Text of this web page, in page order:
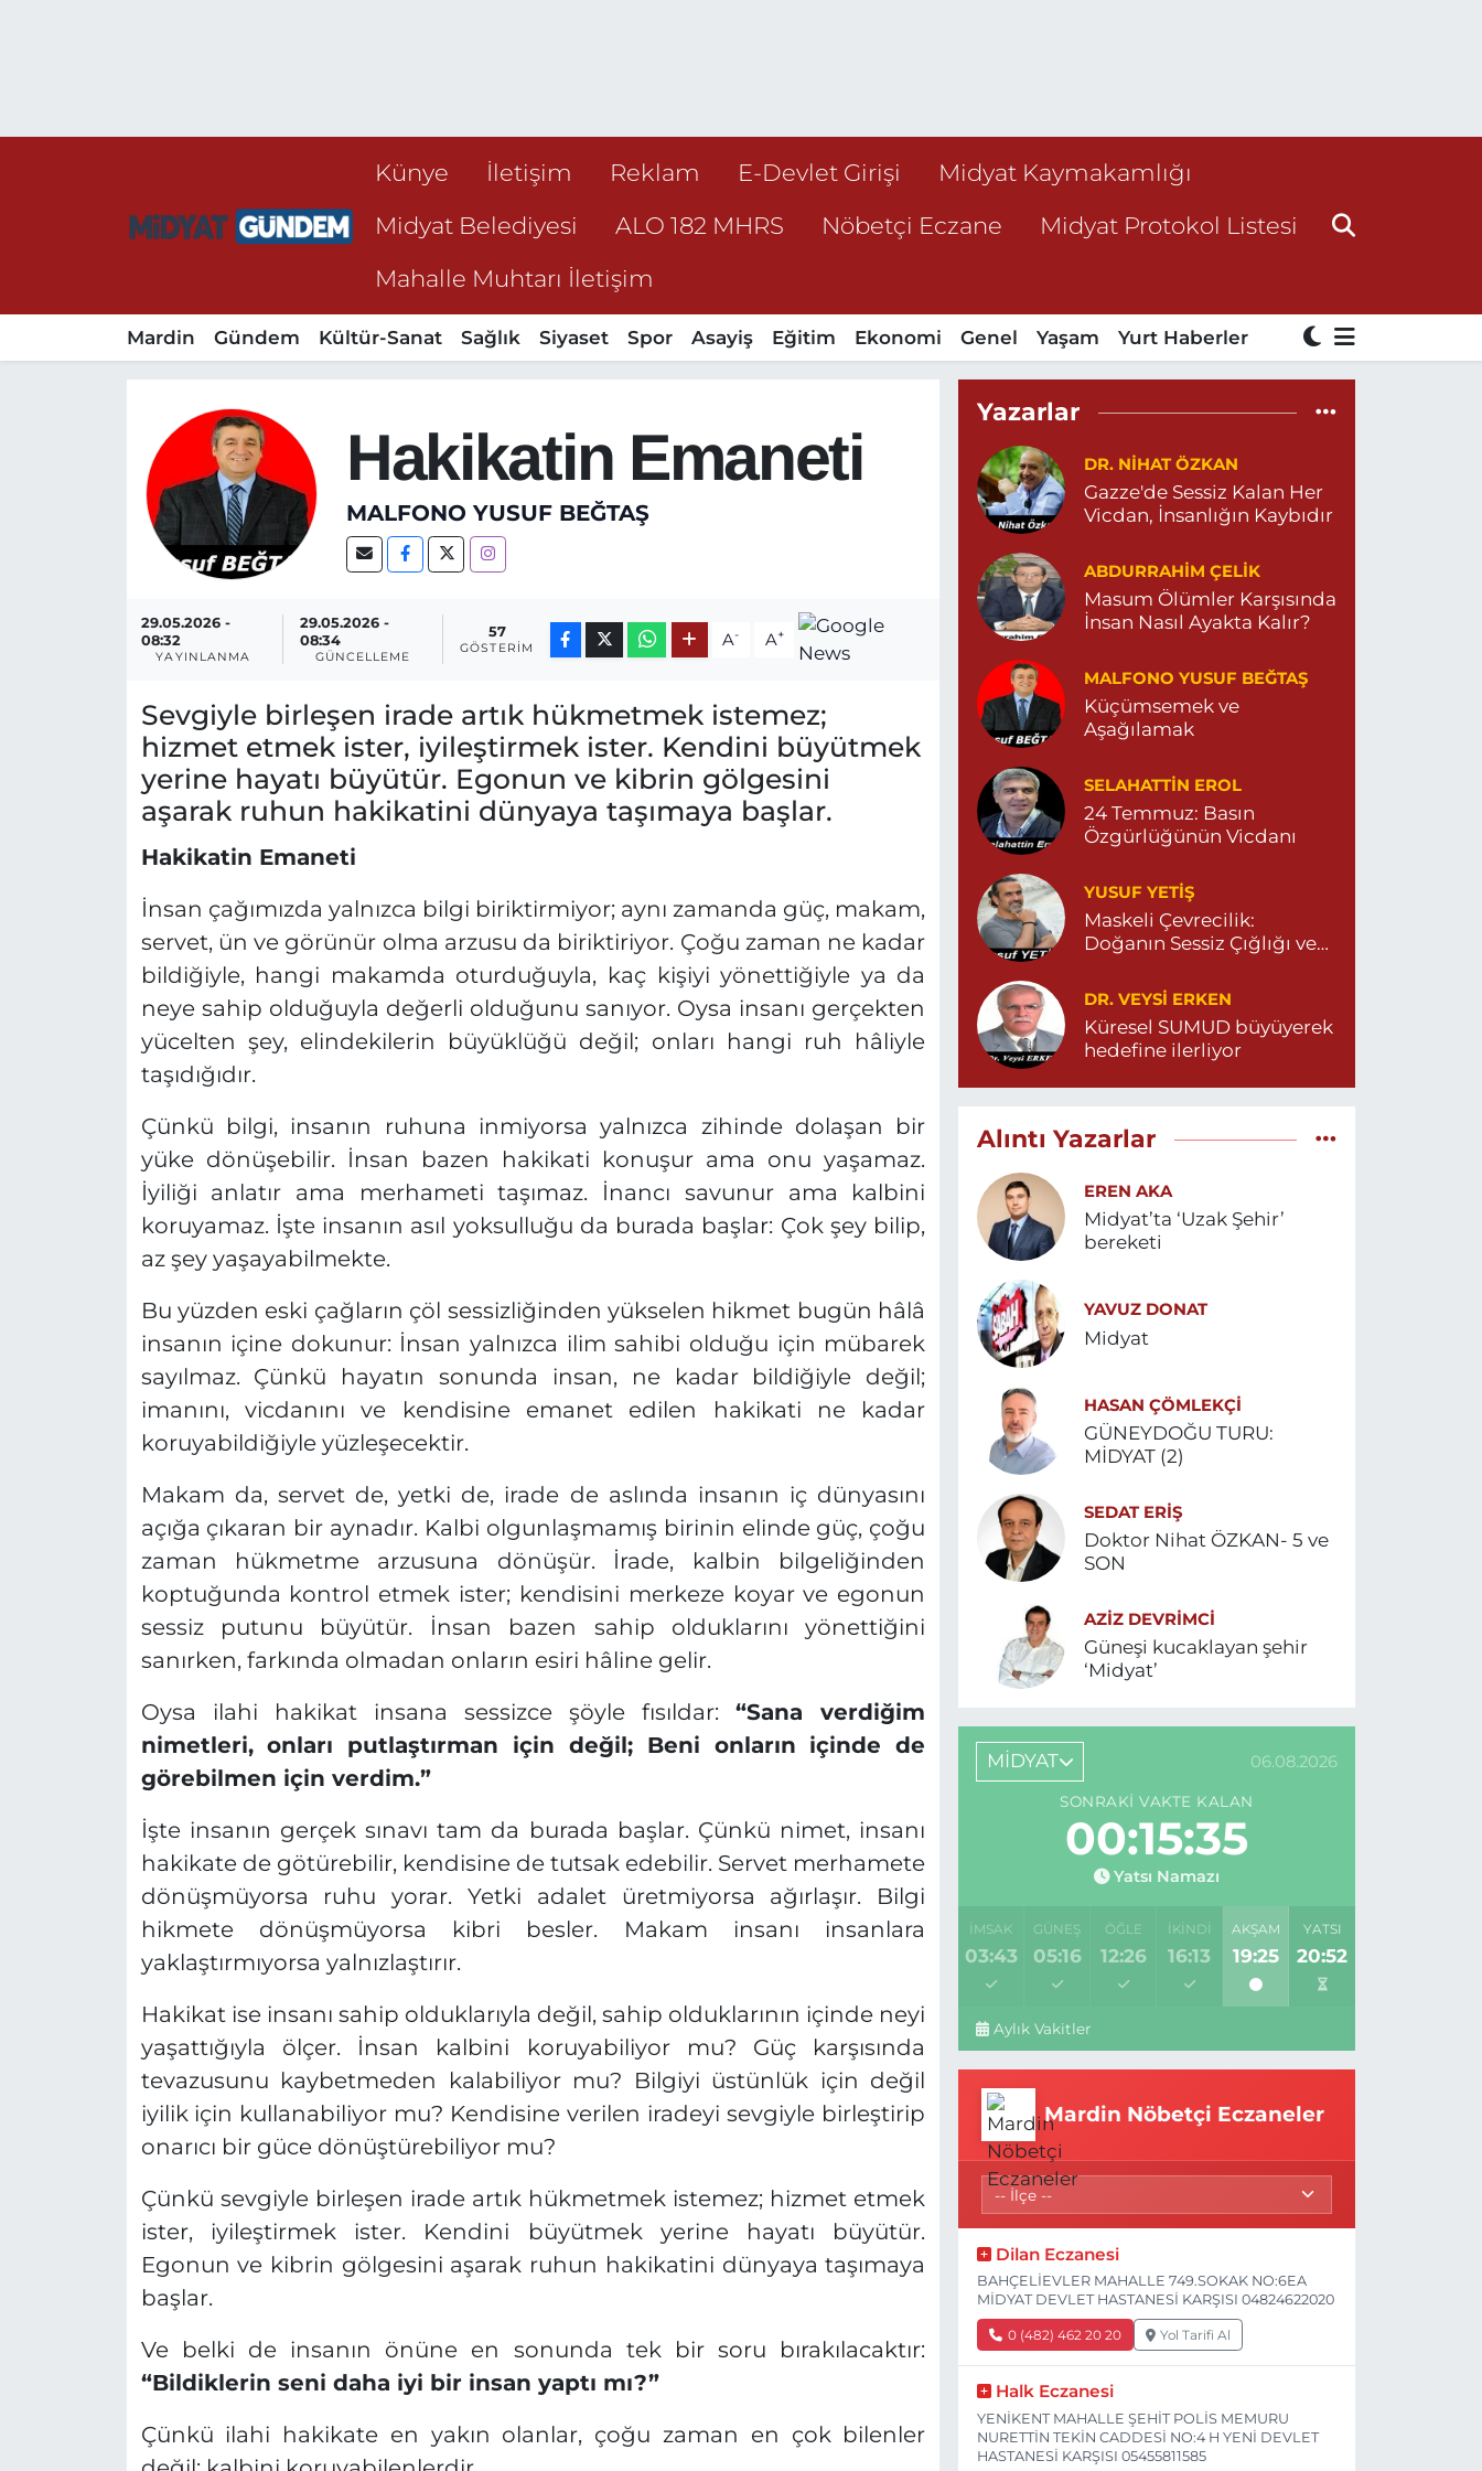
Künye İletişim Reklam E-Devlet Girişi
Midyat Kaymakamlığı
Midyat Belediyesi
ALO 182 MHRS Nöbetçi Eczane
Midyat Protokol Listesi
Mahalle Muhtarı İletişim
Mardin Gündem Kültür-Sanat Sağlık Siyaset Spor Asayiş Eğitim Ekonomi Genel Yaşam Yurt Haberler
Hakikatin Emaneti
MALFONO YUSUF BEĞTAŞ
29.05.2026 -
08:32
YAYINLANMA
29.05.2026 -
08:34
GÜNCELLEME
57
GÖSTERIM A- A+
Sevgiyle birleşen irade artık hükmetmek istemez;
hizmet etmek ister, iyileştirmek ister. Kendini büyütmek
yerine hayatı büyütür. Egonun ve kibrin gölgesini
aşarak ruhun hakikatini dünyaya taşımaya başlar.
Hakikatin Emaneti
İnsan çağımızda yalnızca bilgi biriktirmiyor; aynı zamanda güç, makam,
servet, ün ve görünür olma arzusu da biriktiriyor. Çoğu zaman ne kadar
bildiğiyle, hangi makamda oturduğuyla, kaç kişiyi yönettiğiyle ya da
neye sahip olduğuyla değerli olduğunu sanıyor. Oysa insanı gerçekten
yücelten şey, elindekilerin büyüklüğü değil; onları hangi ruh hâliyle
taşıdığıdır.
Çünkü bilgi, insanın ruhuna inmiyorsa yalnızca zihinde dolaşan bir
yüke dönüşebilir. İnsan bazen hakikati konuşur ama onu yaşamaz.
İyiliği anlatır ama merhameti taşımaz. İnancı savunur ama kalbini
koruyamaz. İşte insanın asıl yoksulluğu da burada başlar: Çok şey bilip,
az şey yaşayabilmekte.
Bu yüzden eski çağların çöl sessizliğinden yükselen hikmet bugün hâlâ
insanın içine dokunur: İnsan yalnızca ilim sahibi olduğu için mübarek
sayılmaz. Çünkü hayatın sonunda insan, ne kadar bildiğiyle değil;
imanını, vicdanını ve kendisine emanet edilen hakikati ne kadar
koruyabildiğiyle yüzleşecektir.
Makam da, servet de, yetki de, irade de aslında insanın iç dünyasını
açığa çıkaran bir aynadır. Kalbi olgunlaşmamış birinin elinde güç, çoğu
zaman hükmetme arzusuna dönüşür. İrade, kalbin bilgeliğinden
koptuğunda kontrol etmek ister; kendisini merkeze koyar ve egonun
sessiz putunu büyütür. İnsan bazen sahip olduklarını yönettiğini
sanırken, farkında olmadan onların esiri hâline gelir.
Oysa ilahi hakikat insana sessizce şöyle fısıldar:“Sana verdiğim
nimetleri, onları putlaştırman için değil; Beni onların içinde de
görebilmen için verdim.”
İşte insanın gerçek sınavı tam da burada başlar. Çünkü nimet, insanı
hakikate de götürebilir, kendisine de tutsak edebilir. Servet merhamete
dönüşmüyorsa ruhu yorar. Yetki adalet üretmiyorsa ağırlaşır. Bilgi
hikmete dönüşmüyorsa kibri besler. Makam insanı insanlara
yaklaştırmıyorsa yalnızlaştırır.
Hakikat ise insanı sahip olduklarıyla değil, sahip olduklarının içinde neyi
yaşattığıyla ölçer. İnsan kalbini koruyabiliyor mu? Güç karşısında
tevazusunu kaybetmeden kalabiliyor mu? Bilgiyi üstünlük için değil
iyilik için kullanabiliyor mu? Kendisine verilen iradeyi sevgiyle birleştirip
onarıcı bir güce dönüştürebiliyor mu?
Çünkü sevgiyle birleşen irade artık hükmetmek istemez; hizmet etmek
ister, iyileştirmek ister. Kendini büyütmek yerine hayatı büyütür.
Egonun ve kibrin gölgesini aşarak ruhun hakikatini dünyaya taşımaya
başlar.
Ve belki de insanın önüne en sonunda tek bir soru bırakılacaktır:
“Bildiklerin seni daha iyi bir insan yaptı mı?”
Çünkü ilahi hakikate en yakın olanlar, çoğu zaman en çok bilenler
Yazarlar
DR. NIHAT ÖZKAN
Gazze'de Sessiz Kalan Her
Vicdan, İnsanlığın Kaybıdır
ABDURRAHIM ÇELİK
Masum Ölümler Karşısında
İnsan Nasıl Ayakta Kalır?
MALFONO YUSUF BEĞTAŞ
Küçümsemek ve
Aşağılamak
SELAHATTIN EROL
24 Temmuz: Basın
Özgürlüğünün Vicdanı
YUSUF YETİŞ
Maskeli Çevrecilik:
Doğanın Sessiz Çığlığı ve
DR. VEYSI ERKEN
Küresel SUMUD büyüyerek
hedefine ilerliyor
Alıntı Yazarlar
EREN AKA
Midyat’ta ‘Uzak Şehir’
bereketi
YAVUZ DONAT
Midyat
HASAN ÇÖMLEKÇİ
GÜNEYDOĞU TURU:
MİDYAT (2)
SEDAT ERİŞ
Doktor Nihat ÖZKAN- 5 ve
SON
AZIZ DEVRIMCI
Güneşi kucaklayan şehir
‘Midyat’
MİDYAT 06.08.2026
SONRAKI VAKTE KALAN
00:15:35
Yatsı Namazı
İMSAK
03:43
GÜNEŞ
05:16
ÖĞLE
12:26
İKINDI
16:13
AKŞAM
19:25
YATSI
20:52
Aylık Vakitler
Mardin Nöbetçi Eczaneler
Dilan Eczanesi
BAHÇELİEVLER MAHALLE 749.SOKAK NO:6EA
MİDYAT DEVLET HASTANESİ KARŞISI 04824622020
0 (482) 462 20 20 Yol Tarifi Al
Halk Eczanesi
YENİKENT MAHALLE ŞEHİT POLİS MEMURU
NURETTİN TEKİN CADDESİ NO:4 H YENİ DEVLET
HASTANESİ KARŞISI 05455811585